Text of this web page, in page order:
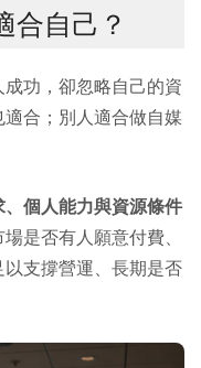
合自己？
功，卻忽略自己的資
合；別人適合做自媒
個人能力與資源條件
是否有人願意付費、
支撐營運、長期是否